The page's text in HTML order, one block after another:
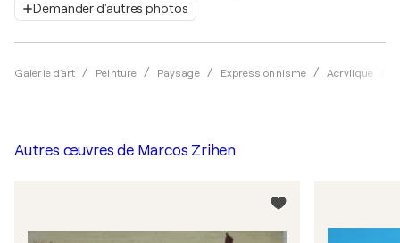
Demander d'autres photos
Galerie d'art Peinture Paysage Expressionnisme Acrylique
Autres œuvres de Marcos Zrihen